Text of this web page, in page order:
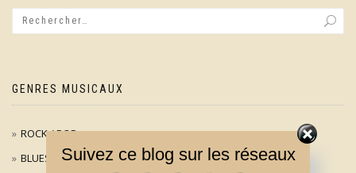
GENRES MUSICAUX
ROCK / POP
BLUES
Suivez ce blog sur les réseaux